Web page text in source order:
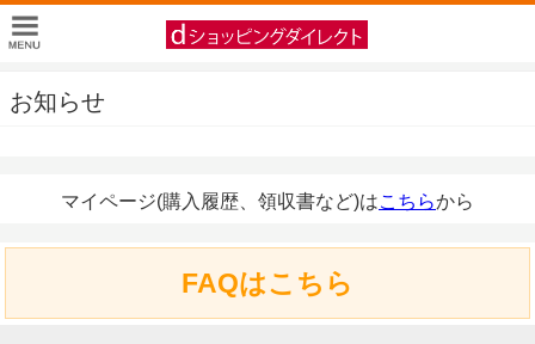
お知らせ
マイページ(購入履歴、領収書など)はこちらから
FAQはこちら